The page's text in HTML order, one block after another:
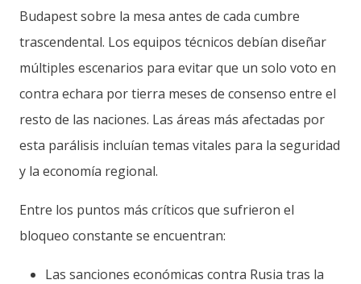
Budapest sobre la mesa antes de cada cumbre
trascendental. Los equipos técnicos debían diseñar
múltiples escenarios para evitar que un solo voto en
contra echara por tierra meses de consenso entre el
resto de las naciones. Las áreas más afectadas por
esta parálisis incluían temas vitales para la seguridad
y la economía regional.
Entre los puntos más críticos que sufrieron el
bloqueo constante se encuentran:
Las sanciones económicas contra Rusia tras la